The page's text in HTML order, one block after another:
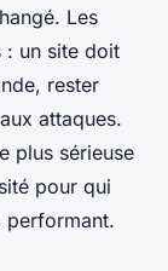
Les
: un site doit
rester
attaques.
plus sérieuse
pour qui
performant.